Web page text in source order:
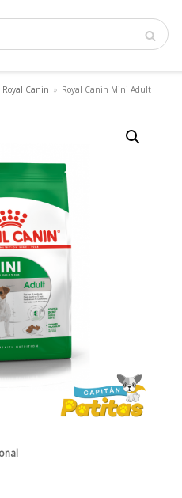
Royal Canin » Royal Canin Mini Adult